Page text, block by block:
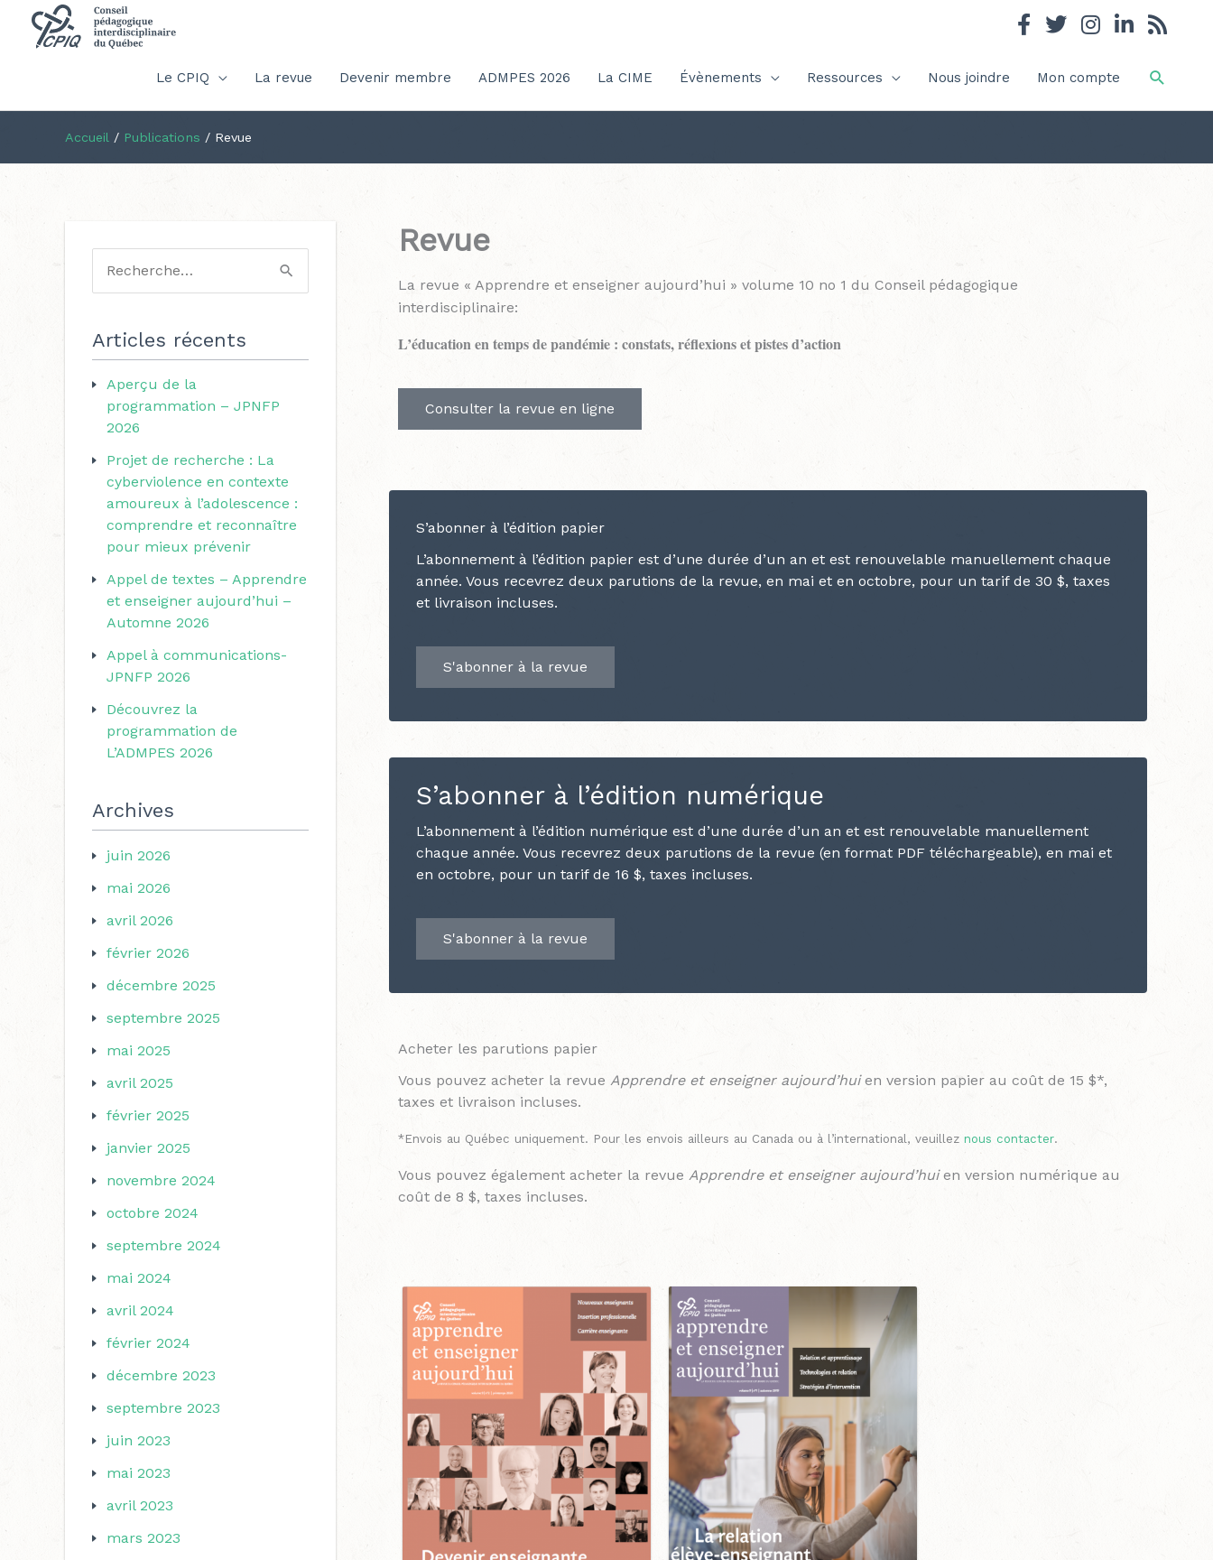
Le CPIQ La revue Devenir membre ADMPES 2026 La CIME Évènements Ressources Nous joindre Mon compte
Accueil / Publications / Revue
c
h
e
Articles récents
Aperçu de la
programmation – JPNFP
2026
Projet de recherche : La
cyberviolence en contexte
amoureux à l’adolescence :
comprendre et reconnaître
pour mieux prévenir
Appel de textes – Apprendre
et enseigner aujourd’hui –
Automne 2026
Appel à communications-
JPNFP 2026
Découvrez la
programmation de
L’ADMPES 2026
Archives
juin 2026
mai 2026
avril 2026
février 2026
décembre 2025
septembre 2025
mai 2025
avril 2025
février 2025
janvier 2025
novembre 2024
octobre 2024
septembre 2024
mai 2024
avril 2024
février 2024
décembre 2023
septembre 2023
juin 2023
mai 2023
avril 2023
mars 2023
t
g
o
e
Revue
La revue « Apprendre et enseigner aujourd’hui » volume 10 no 1 du Conseil pédagogique
interdisciplinaire:
L’éducation en tempsde pandémie : constats, réflexionset pistes d’action
Consulter la revue en ligne
S’abonner à l’édition papier
L’abonnement à l’édition papier est d’une durée d’un an et est renouvelable manuellement chaque
année. Vous recevrez deux parutions de la revue, en mai et en octobre, pour un tarif de 30 $, taxes
et livraison incluses.
S'abonner à la revue
S’abonner à l’édition numérique
L’abonnement à l’édition numérique est d’une durée d’un an et est renouvelable manuellement
chaque année. Vous recevrez deux parutions de la revue (en format PDF téléchargeable), en mai et
en octobre, pour un tarif de 16 $, taxes incluses.
S'abonner à la revue
Acheter les parutions papier
Vous pouvez acheter la revue Apprendre et enseigner aujourd’huien version papier au coût de 15 $*,
taxes et livraison incluses.
*Envois au Québec uniquement. Pour les envois ailleurs au Canada ou à l’international, veuillez nous contacter.
Vous pouvez également acheter la revue Apprendre et enseigner aujourd’huien version numérique au
coût de 8 $, taxes incluses.